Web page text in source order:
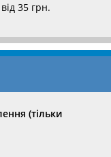
від 35 грн.
(тільки